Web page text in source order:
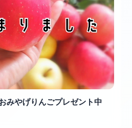
やげりんごプレゼント中